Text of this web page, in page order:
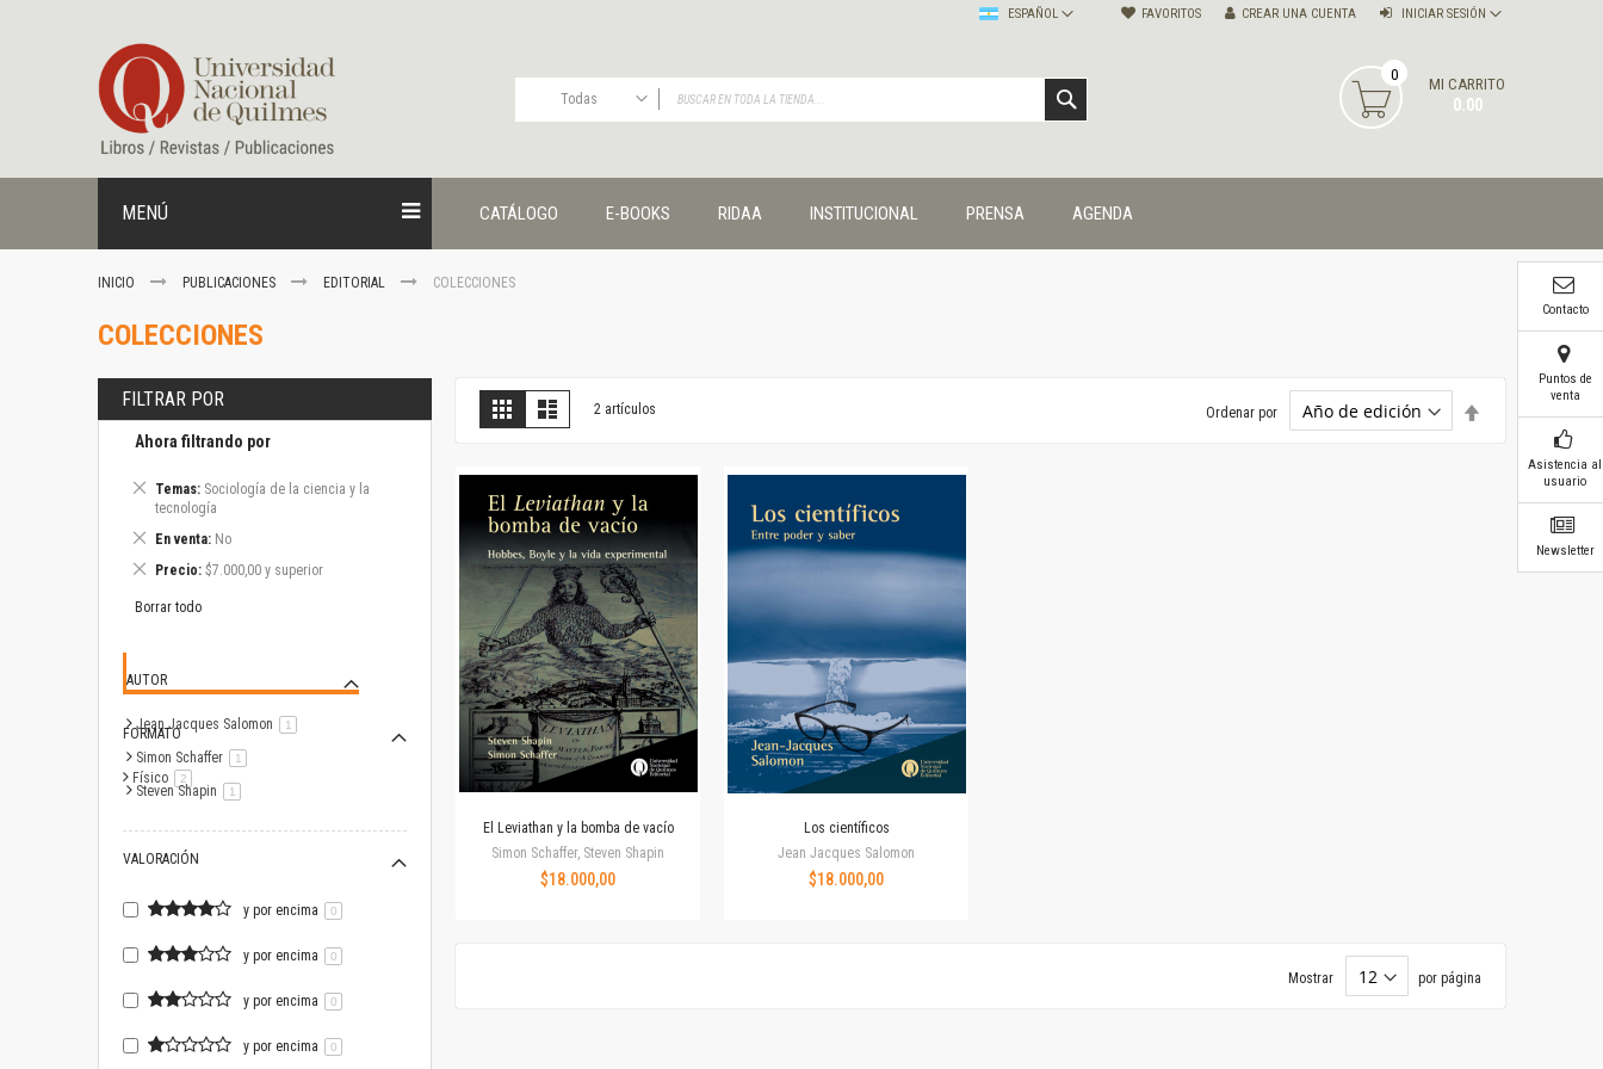
contenido
FAVORITOS INICIAR SESIÓN
CREAR UNA CUENTA
ESPAÑOL
Todas
Publicaciones
Editorial
Géneros
La ideología argentina y latinoamericana
Las ciudades y las ideas
Serie Nuevas aproximaciones
Serie Clásicos latinoamericanos
Medios&redes
Música y ciencia
Serie Arte sonoro
Nuevos enfoques en ciencia y tecnología
Territorio y acumulación: conflictividades y alternativas
MI CARRITO
0.00
0
MENÚ CATÁLOGO E-BOOKS RIDAA INSTITUCIONAL PRENSA AGENDA
INICIO PUBLICACIONES EDITORIAL COLECCIONES
COLECCIONES
Ver
como
Grilla Lista 2 artículos Ordenar por
descendente
El Leviathan y la bomba de vacío
Simon Schaffer, Steven Shapin
$18.000,00
Los científicos
Jean Jacques Salomon
$18.000,00
Mostrar por página
FILTRAR POR
Ahora filtrando por
Temas Sociología de la ciencia y la
tecnología
Eliminar
este
En venta No
Eliminar
artículo
Precio $7.000,00 y superior
Eliminar
artículo
Borrar todo
AUTOR
Jean Jacques Salomon 1
Simon Schaffer 1
Steven Shapin 1
FORMATO
Físico 2artículo
VALORACIÓN
y por encima 0
y por encima 0
y por encima 0
y por encima 0
Contacto
Puntos de
venta
Asistencia al
usuario
Newsletter